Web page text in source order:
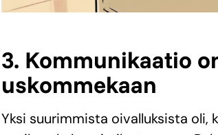
3. Kommunikaatio
uskommekaan
Yksi suurimmista oivalluksista